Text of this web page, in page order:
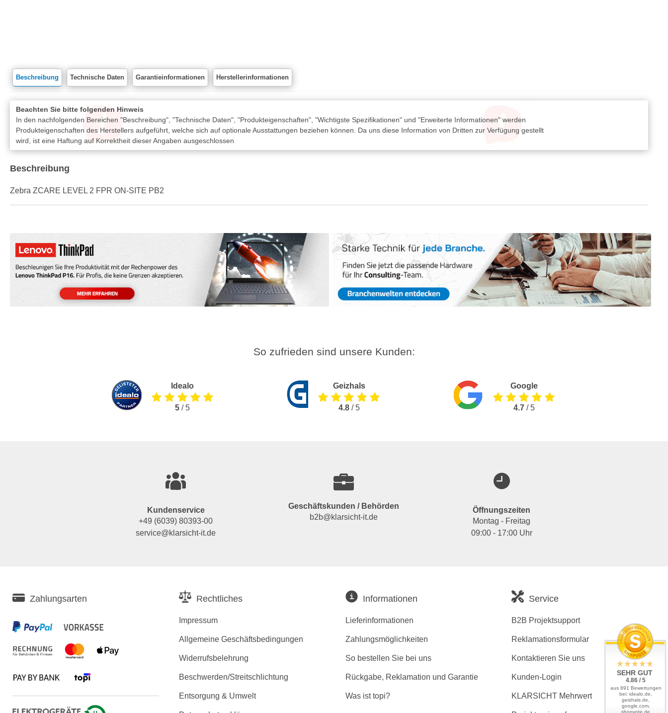
Beschreibung Technische Daten Garantieinformationen Herstellerinformationen
Beachten Sie bitte folgenden Hinweis
In den nachfolgenden Bereichen "Beschreibung", "Technische Daten", "Produkteigenschaften", "Wichtigste Spezifikationen" und "Erweiterte Informationen" werden
Produkteigenschaften des Herstellers aufgeführt, welche sich auf optionale Ausstattungen beziehen können. Da uns diese Information von Dritten zur Verfügung gestellt
wird, ist eine Haftung auf Korrektheit dieser Angaben ausgeschlossen
Beschreibung
Zebra ZCARE LEVEL 2 FPR ON-SITE PB2
So zufrieden sind unsere Kunden:
Idealo
5/ 5
Geizhals
4.8/ 5
Google
4.7/ 5
Kundenservice
+49 (6039) 80393-00
service@klarsicht-it.de
Geschäftskunden / Behörden
b2b@klarsicht-it.de
Öffnungszeiten
Montag - Freitag
09:00 - 17:00 Uhr
Zahlungsarten Rechtliches
Impressum
Allgemeine Geschäftsbedingungen
Widerrufsbelehrung
Beschwerden/Streitschlichtung
Entsorgung & Umwelt
Informationen
Lieferinformationen
Zahlungsmöglichkeiten
So bestellen Sie bei uns
Rückgabe, Reklamation und Garantie
Was ist topi?
Service
B2B Projektsupport
Reklamationsformular
Kontaktieren Sie uns
Kunden-Login
KLARSICHT Mehrwert
SEHR GUT
4.86 / 5
aus 891 Bewertungen
bei: idealo.de,
geizhals.de,
google.com,
shopvote.de